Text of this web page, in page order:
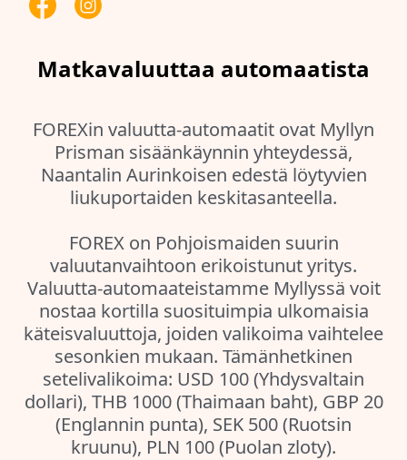
Matkavaluuttaa automaatista
FOREXin valuutta-automaatit ovat Myllyn
Prisman sisäänkäynnin yhteydessä,
Naantalin Aurinkoisen edestä löytyvien
liukuportaiden keskitasanteella.
FOREX on Pohjoismaiden suurin
valuutanvaihtoon erikoistunut yritys.
Valuutta-automaateistamme Myllyssä voit
nostaa kortilla suosituimpia ulkomaisia
käteisvaluuttoja, joiden valikoima vaihtelee
sesonkien mukaan. Tämänhetkinen
setelivalikoima: USD 100 (Yhdysvaltain
dollari), THB 1000 (Thaimaan baht), GBP 20
(Englannin punta), SEK 500 (Ruotsin
kruunu), PLN 100 (Puolan zloty).